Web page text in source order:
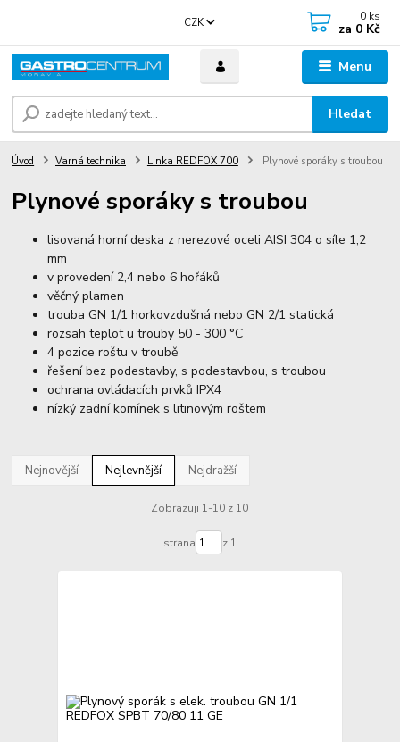
Menu
CZK
Hledat
0 ks
za 0 Kč
Úvod Varná technika Linka REDFOX 700 Plynové sporáky s troubou
Plynové sporáky s troubou
lisovaná horní deska z nerezové oceli AISI 304 o síle 1,2
mm
v provedení 2,4 nebo 6 hořáků
věčný plamen
trouba GN 1/1 horkovzdušná nebo GN 2/1 statická
rozsah teplot u trouby 50 - 300 °C
4 pozice roštu v troubě
řešení bez podestavby, s podestavbou, s troubou
ochrana ovládacích prvků IPX4
nízký zadní komínek s litinovým roštem
Nejnovější Nejlevnější Nejdražší
Zobrazuji 1-10 z 10
strana z 1